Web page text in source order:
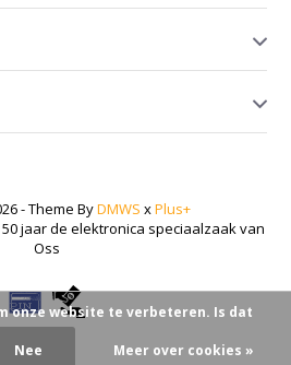
- Theme ByDMWS xPlus+
jaar de elektronica speciaalzaak van
Oss
onze website te verbeteren. Is dat
Nee Meer over cookies »